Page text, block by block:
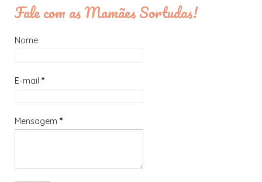
Fale com as Mamães Sortudas!
Nome
E-mail *
Mensagem *